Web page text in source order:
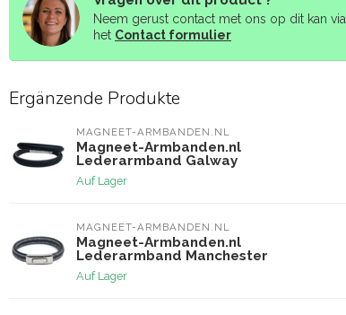
Neem gerust contact met ons op dit kan via
het Contact formulier
Ergänzende Produkte
MAGNEET-ARMBANDEN.NL
Magneet-Armbanden.nl
Lederarmband Galway
Auf Lager
MAGNEET-ARMBANDEN.NL
Magneet-Armbanden.nl
Lederarmband Manchester
Auf Lager